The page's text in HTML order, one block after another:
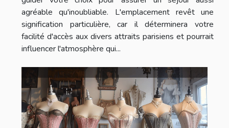
agréable qu'inoubliable. L'emplacement revêt une
signification particulière, car il déterminera votre
facilité d'accès aux divers attraits parisiens et pourrait
influencer l'atmosphère qui...